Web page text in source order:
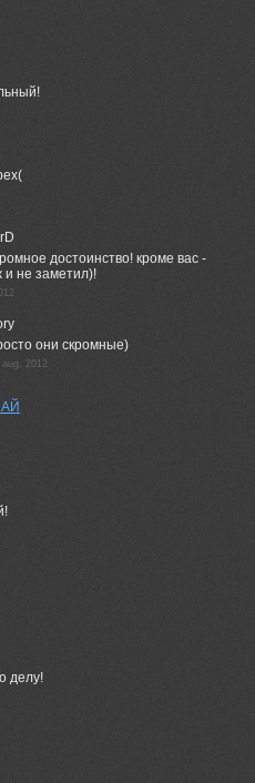
достоинство! кроме вас -
и не заметил)!
они скромные)
aug, 2012
делу!